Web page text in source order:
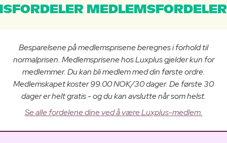
Besparelsene på medlemsprisene beregnes i forhold til
normalprisen. Medlemsprisene hos Luxplus gjelder kun for
medlemmer. Du kan bli medlem med din første ordre.
Medlemskapet koster 99.00 NOK/30 dager. De første 30
dager er helt gratis - og du kan avslutte når som helst.
Se alle fordelene dine ved å være Luxplus-medlem.